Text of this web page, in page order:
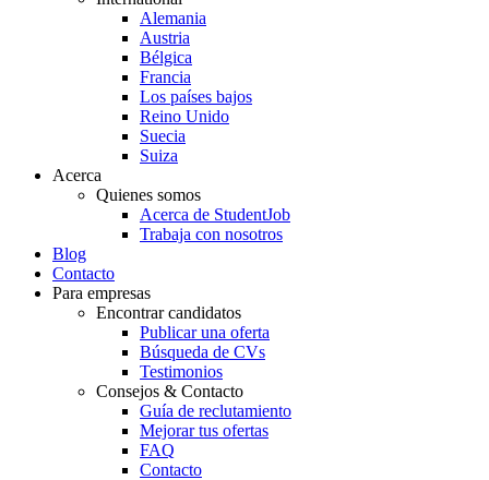
Alemania
Austria
Bélgica
Francia
Los países bajos
Reino Unido
Suecia
Suiza
Acerca
Quienes somos
Acerca de StudentJob
Trabaja con nosotros
Blog
Contacto
Para empresas
Encontrar candidatos
Publicar una oferta
Búsqueda de CVs
Testimonios
Consejos & Contacto
Guía de reclutamiento
Mejorar tus ofertas
FAQ
Contacto